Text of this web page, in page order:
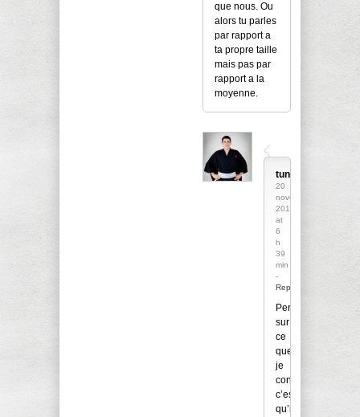
que nous. Ou
alors tu parles
par rapport a
ta propre taille
mais pas par
rapport a la
moyenne.
tunimaal
20
novembre
2014
at
6
h
39
min
-
Reply
Personnellement,
sur
ce
que
je
constate
c’est
qu’il